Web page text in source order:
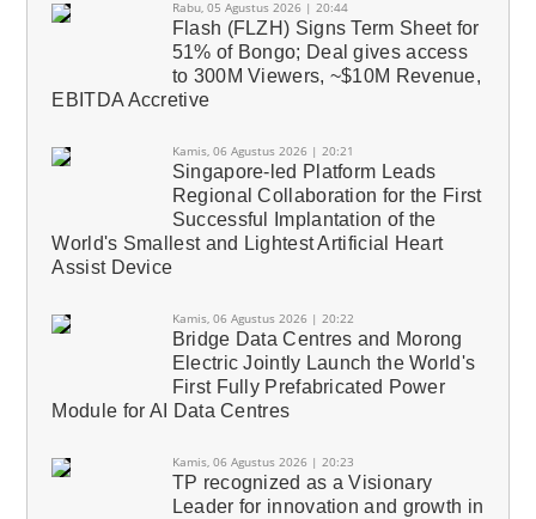
Rabu, 05 Agustus 2026 | 20:44
Flash (FLZH) Signs Term Sheet for
51% of Bongo; Deal gives access
to 300M Viewers, ~$10M Revenue,
EBITDA Accretive
Kamis, 06 Agustus 2026 | 20:21
Singapore-led Platform Leads
Regional Collaboration for the First
Successful Implantation of the
World's Smallest and Lightest Artificial Heart
Assist Device
Kamis, 06 Agustus 2026 | 20:22
Bridge Data Centres and Morong
Electric Jointly Launch the World's
First Fully Prefabricated Power
Module for AI Data Centres
Kamis, 06 Agustus 2026 | 20:23
TP recognized as a Visionary
Leader for innovation and growth in